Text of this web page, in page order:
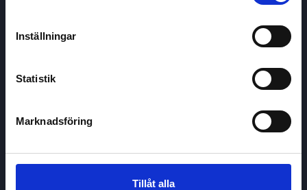
Inställningar
Statistik
Marknadsföring
Tillåt alla
Undervisning